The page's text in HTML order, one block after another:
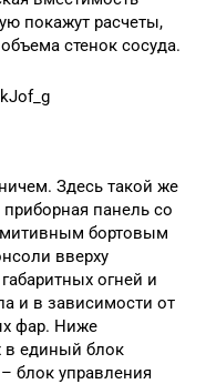
покажут расчеты,
стенок сосуда.
Здесь такой же
панель со
бортовым
вверху
огней и
и в зависимости от
фар. Ниже
в единый блок
блок управления